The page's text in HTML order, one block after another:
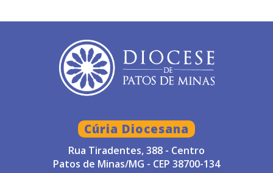
Cúria Diocesana
Rua Tiradentes, 388 - Centro
Patos de Minas/MG - CEP 38700-134